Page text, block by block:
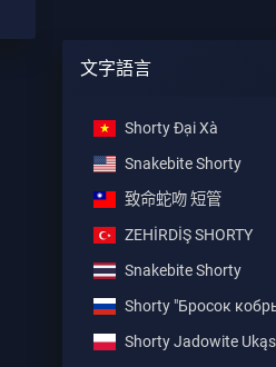
文字語言
Shorty Đại Xà
Snakebite Shorty
致命蛇吻 短管
ZEHİRDİŞ SHORTY
Snakebite Shorty
Shorty "Бросок
Shorty Jadowite